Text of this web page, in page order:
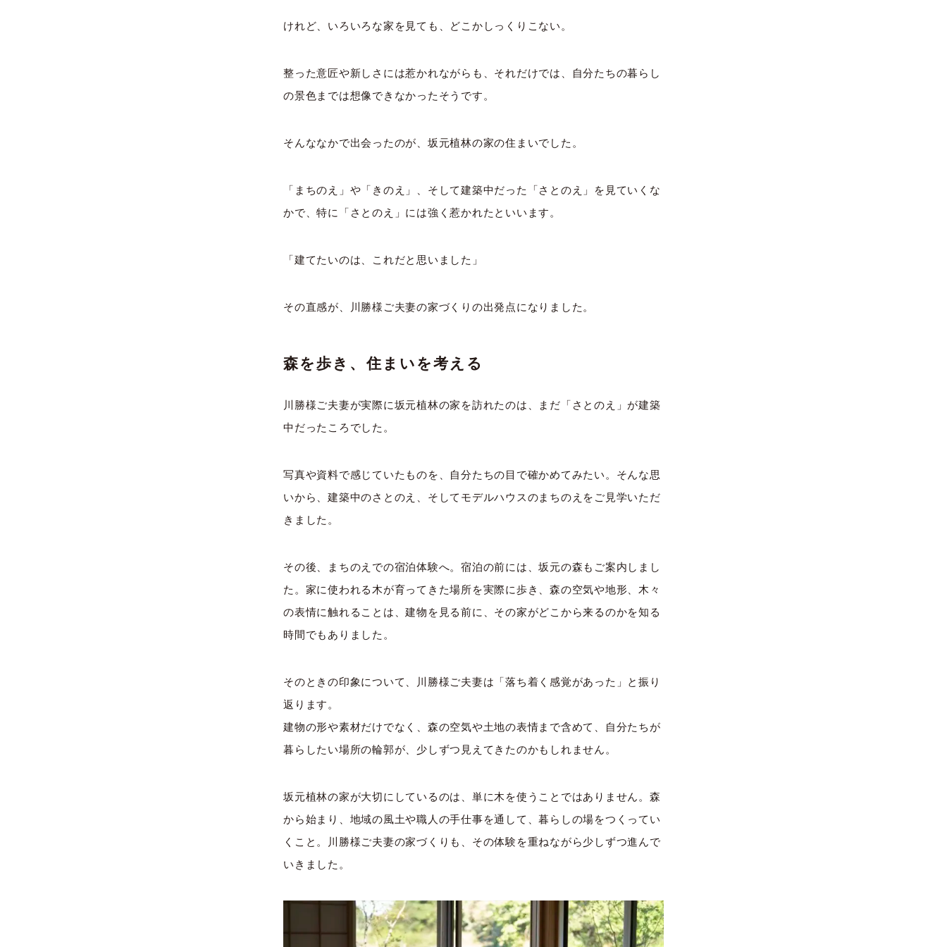
けれど、いろいろな家を見ても、どこかしっくりこない。
整った意匠や新しさには惹かれながらも、それだけでは、自分たちの暮らし
の景色までは想像できなかったそうです。
そんななかで出会ったのが、坂元植林の家の住まいでした。
「まちのえ」や「きのえ」、そして建築中だった「さとのえ」を見ていくな
かで、特に「さとのえ」には強く惹かれたといいます。
「建てたいのは、これだと思いました」
その直感が、川勝様ご夫妻の家づくりの出発点になりました。
森を歩き、住まいを考える
川勝様ご夫妻が実際に坂元植林の家を訪れたのは、まだ「さとのえ」が建築
中だったころでした。
写真や資料で感じていたものを、自分たちの目で確かめてみたい。そんな思
いから、建築中のさとのえ、そしてモデルハウスのまちのえをご見学いただ
きました。
その後、まちのえでの宿泊体験へ。宿泊の前には、坂元の森もご案内しまし
た。家に使われる木が育ってきた場所を実際に歩き、森の空気や地形、木々
の表情に触れることは、建物を見る前に、その家がどこから来るのかを知る
時間でもありました。
そのときの印象について、川勝様ご夫妻は「落ち着く感覚があった」と振り
返ります。
建物の形や素材だけでなく、森の空気や土地の表情まで含めて、自分たちが
暮らしたい場所の輪郭が、少しずつ見えてきたのかもしれません。
坂元植林の家が大切にしているのは、単に木を使うことではありません。森
から始まり、地域の風土や職人の手仕事を通して、暮らしの場をつくってい
くこと。川勝様ご夫妻の家づくりも、その体験を重ねながら少しずつ進んで
いきました。